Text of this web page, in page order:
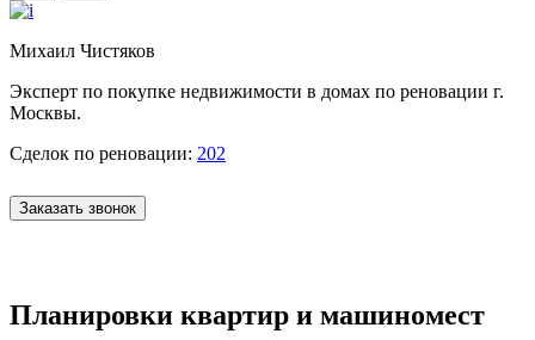
Михаил Чистяков
Эксперт по покупке недвижимости в домах по реновации г.
Москвы.
Сделок по реновации: 202
Заказать звонок
Планировки квартир и машиномест